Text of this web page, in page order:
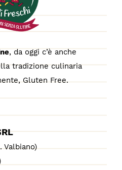
, da oggi c’è anche
tradizione culinaria
Gluten Free.
Valbiano)